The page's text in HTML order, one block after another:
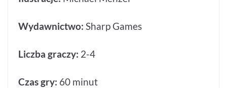
Wydawnictwo: Sharp Games
Liczba graczy: 2-4
Czas gry: 60 minut